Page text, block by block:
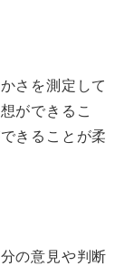
さを測定して
ができるこ
きることが柔
の意見や判断